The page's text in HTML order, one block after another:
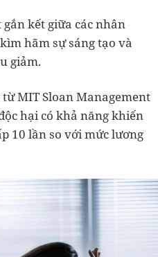
kết giữa các nhân
hãm sự sáng tạo và
giảm.
MIT Sloan Management
hại có khả năng khiến
10 lần so với mức lương